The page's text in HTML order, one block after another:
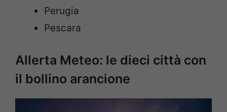
Perugia
Pescara
Allerta Meteo: le dieci città con
il bollino arancione